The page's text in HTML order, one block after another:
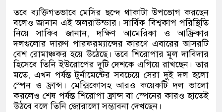
তবে ব্যক্তিগতভাবে মেসির ছন্দে থাকাটা উপভোগ করছেন
বলেও জানান এই অলরাউন্ডার। সার্বিক বিশ্বকাপ পরিস্থিতি
নিয়ে সাকিব জানান,দক্ষিণ আমেরিকা ও আফ্রিকার
দলগুলোর দারুণ পারফরম্যান্সের কারণে এবারের আসরটি
বেশ রোমাঞ্চকর হয়ে উঠেছে। তবে শিরোপার মূল দাবিদার
হিসেবে তিনি ইউরোপের দুটি দেশকে এগিয়ে রাখছেন। তার
মতে, এখন পর্যন্ত টুর্নামেন্টের সবচেয়ে সেরা দুই দল হলো
স্পেন ও ফ্রান্স। মেক্সিকোসহ আরও কয়েকটি দল ভালো
করলেও শেষ পর্যন্ত শিরোপা ফ্রান্স বা স্পেনের কারও হাতেই
উঠবে বলে তিনি জোরালো সম্ভাবনা দেখছেন।